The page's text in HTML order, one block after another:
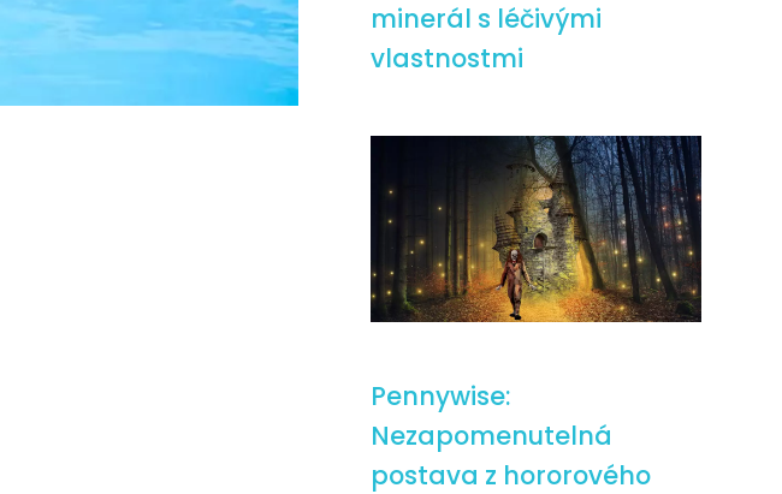
minerál s léčivými
vlastnostmi
Pennywise:
Nezapomenutelná
postava z hororového